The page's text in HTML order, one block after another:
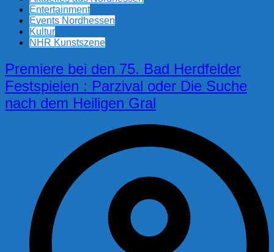
Entertainment
Events Nordhessen
Kultur
NHR Kunstszene
Premiere bei den 75. Bad Herdfelder
Festspielen : Parzival oder Die Suche
nach dem Heiligen Gral